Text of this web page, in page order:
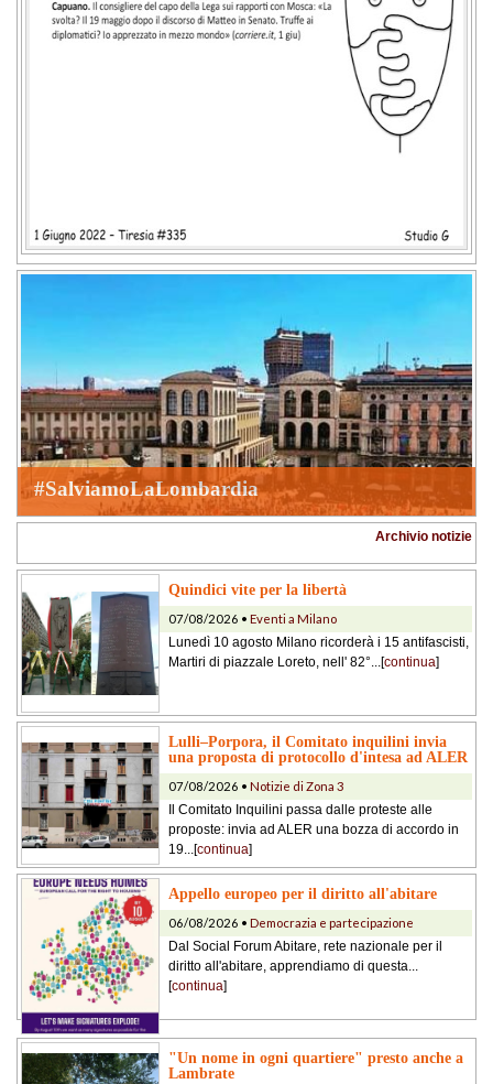
#SalviamoLaLombardia
Archivio notizie
Quindici vite per la libertà
07/08/2026 • Eventi a Milano
Lunedì 10 agosto Milano ricorderà i 15 antifascisti,
Martiri di piazzale Loreto, nell' 82°...[continua]
Lulli–Porpora, il Comitato inquilini invia
una proposta di protocollo d'intesa ad ALER
07/08/2026 • Notizie di Zona 3
Il Comitato Inquilini passa dalle proteste alle
proposte: invia ad ALER una bozza di accordo in
19...[continua]
Appello europeo per il diritto all'abitare
06/08/2026 • Democrazia e partecipazione
Dal Social Forum Abitare, rete nazionale per il
diritto all'abitare, apprendiamo di questa...
[continua]
"Un nome in ogni quartiere" presto anche a
Lambrate